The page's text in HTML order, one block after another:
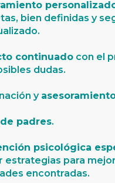
bien definidas y
continuado con el
dudas.
y
padres.
psicológica
estrategias para
encontradas.